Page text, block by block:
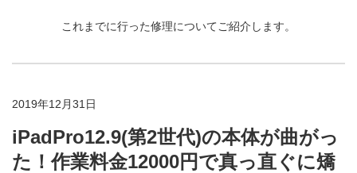
これまでに行った修理についてご紹介します。
2019年12月31日
iPadPro12.9(第2世代)の本体が曲がっ
た！作業料金12000円で真っ直ぐに矯